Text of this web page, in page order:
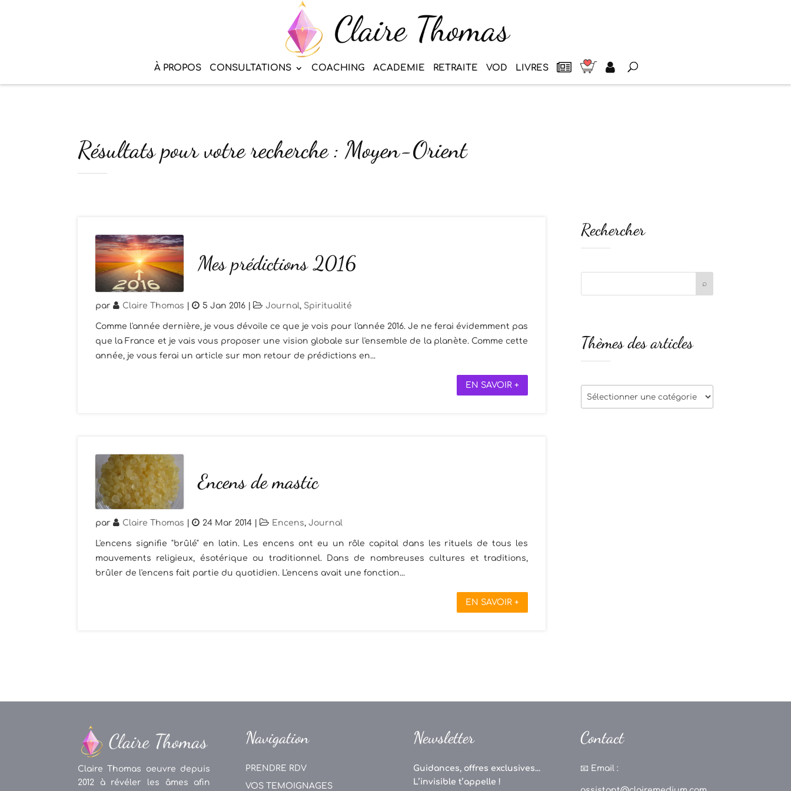
À PROPOS CONSULTATIONS COACHING ACADEMIE RETRAITE VOD LIVRES
Résultats pour votre recherche : Moyen-Orient
Mes prédictions 2016
par Claire Thomas | 5 Jan 2016 | Journal, Spiritualité
Comme l'année dernière, je vous dévoile ce que je vois pour l'année 2016. Je ne ferai évidemment pas
que la France et je vais vous proposer une vision globale sur l'ensemble de la planète. Comme cette
année, je vous ferai un article sur mon retour de prédictions en...
EN SAVOIR +
Encens de mastic
par Claire Thomas 24 Mar 2014 Encens, Journal
L'encens signifie "brûlé" en latin. Les encens ont eu un rôle capital dans les rituels de tous les
mouvements religieux, ésotérique ou traditionnel. Dans de nombreuses cultures et traditions,
brûler de l'encens fait partie du quotidien. L'encens avait une fonction...
EN SAVOIR +
Rechercher
Thèmes des articles
Thèmes
des
Claire Thomas oeuvre depuis
2012 à révéler les âmes afin
Navigation
PRENDRE RDV
VOS TEMOIGNAGES
Newsletter
Guidances, offres exclusives...
L’invisible t’appelle !
Contact
📧 Email :